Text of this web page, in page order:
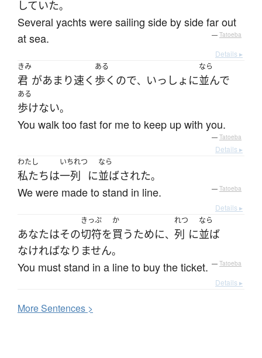
していた。
Several yachts were sailing side by side far out
at sea.
— Tatoeba
Details ▸
きみ
君 があまり速く
ある
歩く ので、 いっしょ に
なら
並んで
ある
歩けない。
You walk too fast for me to keep up with you.
— Tatoeba
Details ▸
わたし
私たちは
いちれつ
一列 に
なら
並ばされた。
We were made to stand in line. — Tatoeba
Details ▸
あなたはその
きっぷ
切符を
か
買うために、
れつ
列 に
なら
並ば
なければなりません。
You must stand in a line to buy the ticket. — Tatoeba
Details ▸
MoreSentences >